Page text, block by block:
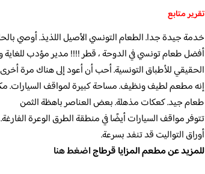
تقرير متابع
خدمة جيدة جدا. الطعام التونسي الأصيل اللذيذ. أوصي
أفضل طعام تونسي في الدوحة ، قطر !!!! مدير مؤدب للغاية
الحقيقي للأطباق التونسية. أحب أن أعود إلى هناك مرة
إنه مطعم لطيف ونظيف. مساحة كبيرة لمواقف
طعام جيد. كعكات مذهلة. بعض العناصر باهظة الثمن
تتوفر مواقف السيارات أيضًا في منطقة الطرق الوعرة
أوراق التواليت قد تنفد بسرعة.
للمزيد عن مطعم المزايا قرطاجاضغط هنا